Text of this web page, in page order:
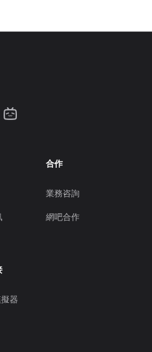
合作
業務咨詢
網吧合作
器